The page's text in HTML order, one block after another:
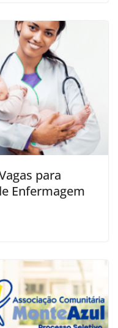
para
Enfermagem